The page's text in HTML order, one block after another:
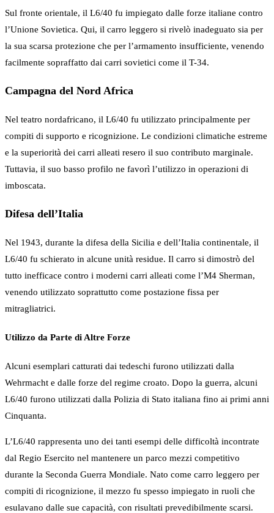
Sul fronte orientale, il L6/40 fu impiegato dalle forze italiane contro
l’Unione Sovietica. Qui, il carro leggero si rivelò inadeguato sia per
la sua scarsa protezione che per l’armamento insufficiente, venendo
facilmente sopraffatto dai carri sovietici come il T-34.
Campagna del Nord Africa
Nel teatro nordafricano, il L6/40 fu utilizzato principalmente per
compiti di supporto e ricognizione. Le condizioni climatiche estreme
e la superiorità dei carri alleati resero il suo contributo marginale.
Tuttavia, il suo basso profilo ne favorì l’utilizzo in operazioni di
imboscata.
Difesa dell’Italia
Nel 1943, durante la difesa della Sicilia e dell’Italia continentale, il
L6/40 fu schierato in alcune unità residue. Il carro si dimostrò del
tutto inefficace contro i moderni carri alleati come l’M4 Sherman,
venendo utilizzato soprattutto come postazione fissa per
mitragliatrici.
Utilizzo da Parte di Altre Forze
Alcuni esemplari catturati dai tedeschi furono utilizzati dalla
Wehrmacht e dalle forze del regime croato. Dopo la guerra, alcuni
L6/40 furono utilizzati dalla Polizia di Stato italiana fino ai primi anni
Cinquanta.
L’L6/40 rappresenta uno dei tanti esempi delle difficoltà incontrate
dal Regio Esercito nel mantenere un parco mezzi competitivo
durante la Seconda Guerra Mondiale. Nato come carro leggero per
compiti di ricognizione, il mezzo fu spesso impiegato in ruoli che
esulavano dalle sue capacità, con risultati prevedibilmente scarsi.